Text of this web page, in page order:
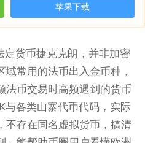
苹果下载
定货币捷克克朗，并非加密
常用的法币出入金币种，
法币交易时高频遇到的货币
与各类山寨代币代码，实际
不存在同名虚拟货币，搞清